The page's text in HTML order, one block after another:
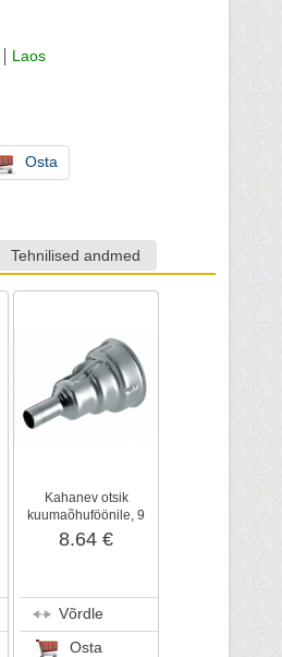
Laos
Osta
Tehnilised andmed
Kahanev otsik
kuumaõhuföönile, 9
mm
8.64 €
Võrdle
Osta